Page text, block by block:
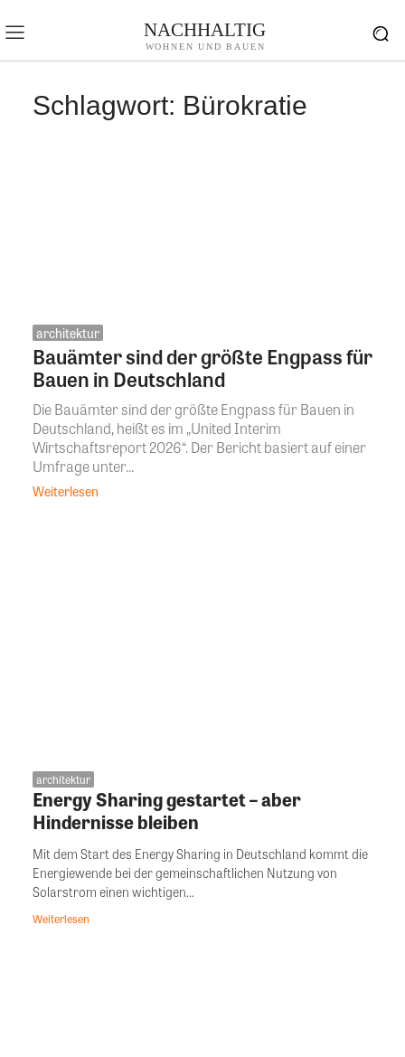
NACHHALTIG
WOHNEN UND BAUEN
Schlagwort: Bürokratie
architektur
Bauämter sind der größte Engpass für
Bauen in Deutschland
Die Bauämter sind der größte Engpass für Bauen in
Deutschland, heißt es im „United Interim
Wirtschaftsreport 2026“. Der Bericht basiert auf einer
Umfrage unter...
Weiterlesen
architektur
Energy Sharing gestartet – aber
Hindernisse bleiben
Mit dem Start des Energy Sharing in Deutschland kommt die
Energiewende bei der gemeinschaftlichen Nutzung von
Solarstrom einen wichtigen...
Weiterlesen